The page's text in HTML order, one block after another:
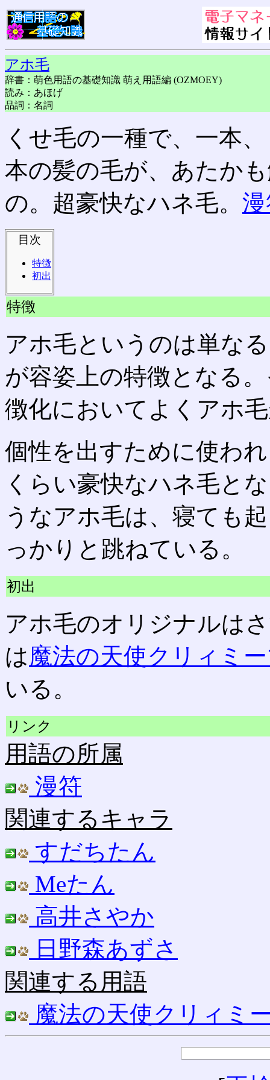
アホ毛
辞書：萌色用語の基礎知識 萌え用語編 (OZMOEY)
読み：あほげ
品詞：名詞
くせ毛の一種で、一本
本の髪の毛が、あたか
の。超豪快なハネ毛。
目次
特徴
初出
特徴
アホ毛というのは単な
が容姿上の特徴となる
徴化においてよくアホ
個性を出すために使わ
くらい豪快なハネ毛と
うなアホ毛は、寝ても
っかりと跳ねている。
初出
アホ毛のオリジナルは
は魔法の天使クリィミ
いる。
リンク
用語の所属
漫符
関連するキャラ
すだちたん
Meたん
高井さやか
日野森あずさ
関連する用語
魔法の天使クリィミ